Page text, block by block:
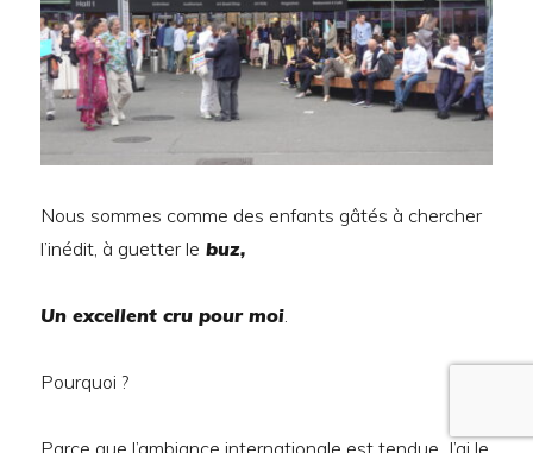
Nous sommes comme des enfants gâtés à chercher
l’inédit, à guetter le buz,
Un excellent cru pour moi.
Pourquoi ?